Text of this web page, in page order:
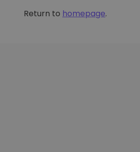
Return to homepage.